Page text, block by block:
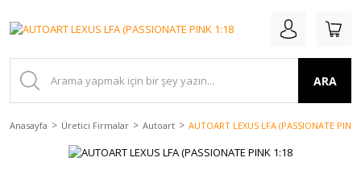
ARA
Anasayfa Üretici Firmalar Autoart AUTOART LEXUS LFA (PASSIONATE PINK